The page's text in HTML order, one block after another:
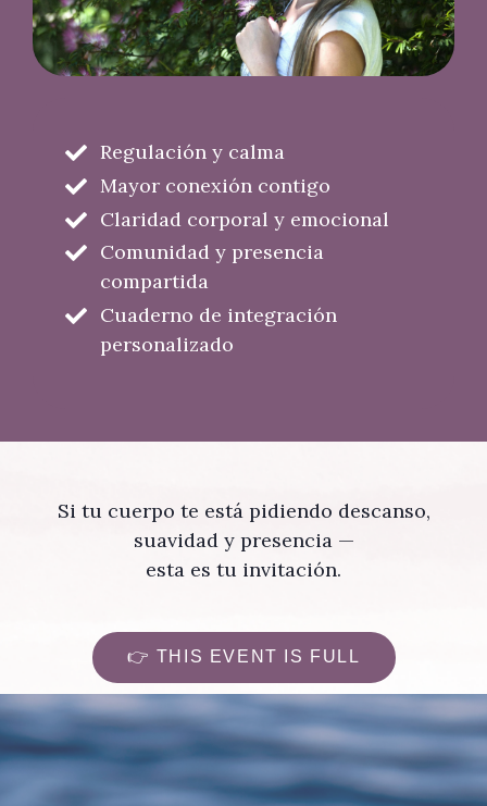
Regulación y calma
Mayor conexión contigo
Claridad corporal y emocional
Comunidad y presencia
compartida
Cuaderno de integración
personalizado
Si tu cuerpo te está pidiendo descanso,
suavidad y presencia —
esta es tu invitación.
👉 THIS EVENT IS FULL